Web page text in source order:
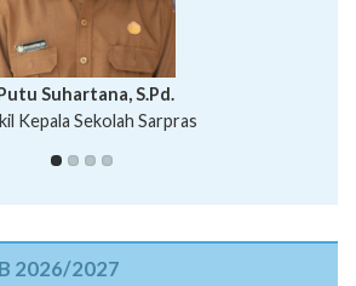
Suhartana, S.Pd.
Kepala Sekolah Sarpras
Bawa Parmita, S.Pd
Sekolah Bidang Kurikulum
Aditya Pratita, S.Pd., M.Sn
Nopi Sutantri, S.Pd.